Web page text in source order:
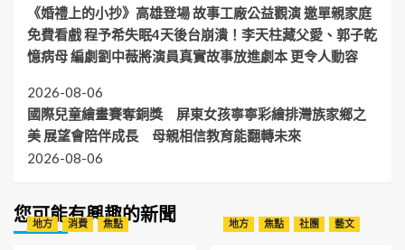
《婚禮上的小抄》高雄登場 故事工廠公益觀演 邀單親家庭
免費看戲 程予希失眠4天後台崩潰！李天柱藏父愛、郭子乾
憶病母 編劇劉中薇將演員真實故事放進劇本 更令人動容
2026-08-06
國際兒童繪畫賽奪銅獎 屏東女孩寧寧彩繪排灣族家鄉之
美 展望會陪伴成長 母親相信教育能翻轉未來
2026-08-06
您可能有興趣的新聞
地方 消費 焦點 地方 焦點 社團 藝文